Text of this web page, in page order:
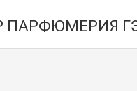
КОСМЕТИКА
ПАРФЮМЕРИЯ